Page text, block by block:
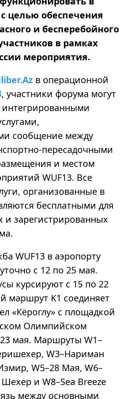
целью обеспечения
и бесперебойного
в рамках
мероприятия.
в операционной
, участники форума могут
интегрированными
сообщение между
пересадочными
и местом
WUF13. Все
организованные в
бесплатными для
и зарегистрированных
WUF13 в аэропорту
с 12 по 25 мая.
курсируют с 15 по 22
маршрут K1 соединяет
«Кёроглу» с площадкой
Олимпийском
мая. Маршруты W1–
W3–Нариман
W5–28 Мая, W6–
и W8–Sea Breeze
между основными